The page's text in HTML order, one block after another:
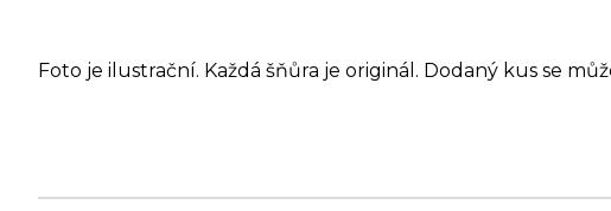
Foto je ilustrační. Každá šňůra je originál. Dodaný kus se